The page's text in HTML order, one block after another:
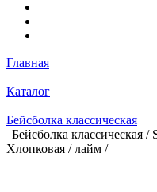
Главная
Каталог
Бейсболка классическая
Бейсболка классическая
Хлопковая / лайм /